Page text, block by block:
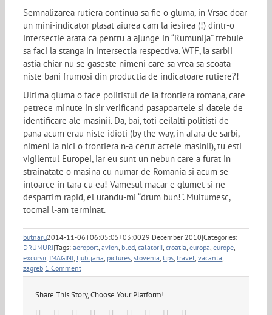
Semnalizarea rutiera continua sa fie o gluma, in Vrsac doar
un mini-indicator plasat aiurea cam la iesirea (!) dintr-o
intersectie arata ca pentru a ajunge in “Rumunija” trebuie
sa faci la stanga in intersectia respectiva. WTF, la sarbii
astia chiar nu se gaseste nimeni care sa vrea sa scoata
niste bani frumosi din productia de indicatoare rutiere?!
Ultima gluma o face politistul de la frontiera romana, care
petrece minute in sir verificand pasapoartele si datele de
identificare ale masinii. Da, bai, toti ceilalti politisti de
pana acum erau niste idioti (by the way, in afara de sarbi,
nimeni la nici o frontiera n-a cerut actele masinii), tu esti
vigilentul Europei, iar eu sunt un nebun care a furat in
strainatate o masina cu numar de Romania si acum se
intoarce in tara cu ea! Vamesul macar e glumet si ne
despartim rapid, el urandu-mi “drum bun!”. Multumesc,
tocmai l-am terminat.
butnaru2014-11-06T06:05:05+03:0029 December 2010|Categories:
DRUMURI|Tags: aeroport avion bled calatorii croatia europa europe
excursii IMAGINI ljubljana pictures slovenia tips travel vacanta
zagreb|1 Comment
Share This Story, Choose Your Platform!
Facebook
TwitterLinkedin
Reddit TumblrGoogle+Pinterest